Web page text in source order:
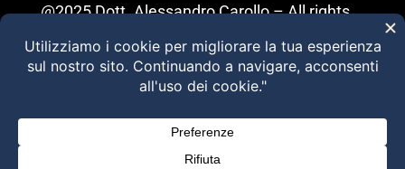
@2025 Dott. Alessandro Carollo – All rights